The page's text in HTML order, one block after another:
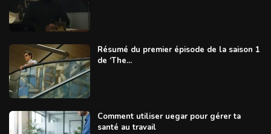
Résumé du premier épisode de la saison 1
de ‘The...
Comment utiliser uegar pour gérer ta
santé au travail